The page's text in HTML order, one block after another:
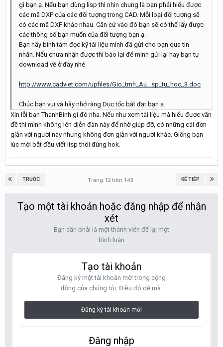
gì bạn ạ. Nếu bạn dùng lisp thì nhìn chung là bạn phải hiểu được
các mã DXF của các đối tượng trong CAD. Mỗi loại đối tượng sẽ
có các mã DXF khác nhau. Căn cứ vào đó bạn sẽ có thể lấy được
các thông số bạn muốn của đối tượng bạn ạ.
Bạn hãy bình tâm đọc kỹ tài liệu mình đã gửi cho bạn qua tin
nhắn. Nếu chưa nhận được thì báo lại để mình gửi lại hay bạn tự
download về ở đây nhé
http://www.cadviet.com/upfiles/Gio_trnh_Au...sp_tu_hoc_3.doc
Chúc bạn vui và hãy nhớ rằng Dục tốc bất đạt bạn ạ.
Xin lỗi ban ThanhBinh gì đó nha. Nếu như xem tài liệu mà hiểu được vấn
đề thì mình không lên diễn đàn này để nhờ giúp đỡ, có những cái đơn
giản với người này nhưng không đơn giản với người khác. Giống bạn
lúc mới bắt đầu viết lisp thôi đúng hok.
TRƯỚC KẾ TIẾP
Trang 12 trên 143
Tạo một tài khoản hoặc đăng nhập để nhận
xét
Bạn cần phải là một thành viên để lại một
bình luận
Tạo tài khoản
Đăng ký một tài khoản mới trong cộng
đồng của chúng tôi. Điều đó dễ mà.
Đăng ký tài khoản mới
Đăng nhập